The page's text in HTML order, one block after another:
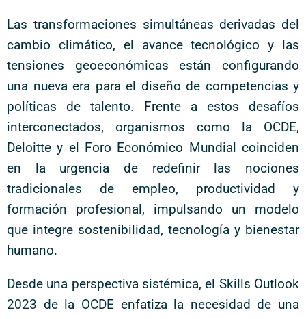
Las transformaciones simultáneas derivadas del
cambio climático, el avance tecnológico y las
tensiones geoeconómicas están configurando
una nueva era para el diseño de competencias y
políticas de talento. Frente a estos desafíos
interconectados, organismos como la OCDE,
Deloitte y el Foro Económico Mundial coinciden
en la urgencia de redefinir las nociones
tradicionales de empleo, productividad y
formación profesional, impulsando un modelo
que integre sostenibilidad, tecnología y bienestar
humano.
Desde una perspectiva sistémica, el Skills Outlook
2023 de la OCDE enfatiza la necesidad de una